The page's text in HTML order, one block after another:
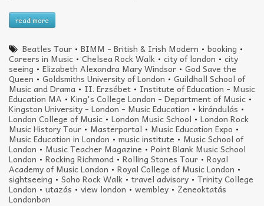
read more
Beatles Tour •BIMM - British & Irish Modern •booking •
Careers in Music • Chelsea Rock Walk • city of london • city
seeing • Elizabeth Alexandra Mary Windsor • God Save the
Queen • Goldsmiths University of London • Guildhall School of
Music and Drama • II. Erzsébet • Institute of Education - Music
Education MA • King's College London - Department of Music •
Kingston University - London - Music Education • kirándulás •
London College of Music • London Music School • London Rock
Music History Tour • Masterportal • Music Education Expo •
Music Education in London • music institute • Music School of
London • Music Teacher Magazine • Point Blank Music School
London • Rocking Richmond • Rolling Stones Tour • Royal
Academy of Music London • Royal College of Music London •
sightseeing • Soho Rock Walk • travel advisory • Trinity College
London • utazás • view london • wembley • Zeneoktatás
Londonban